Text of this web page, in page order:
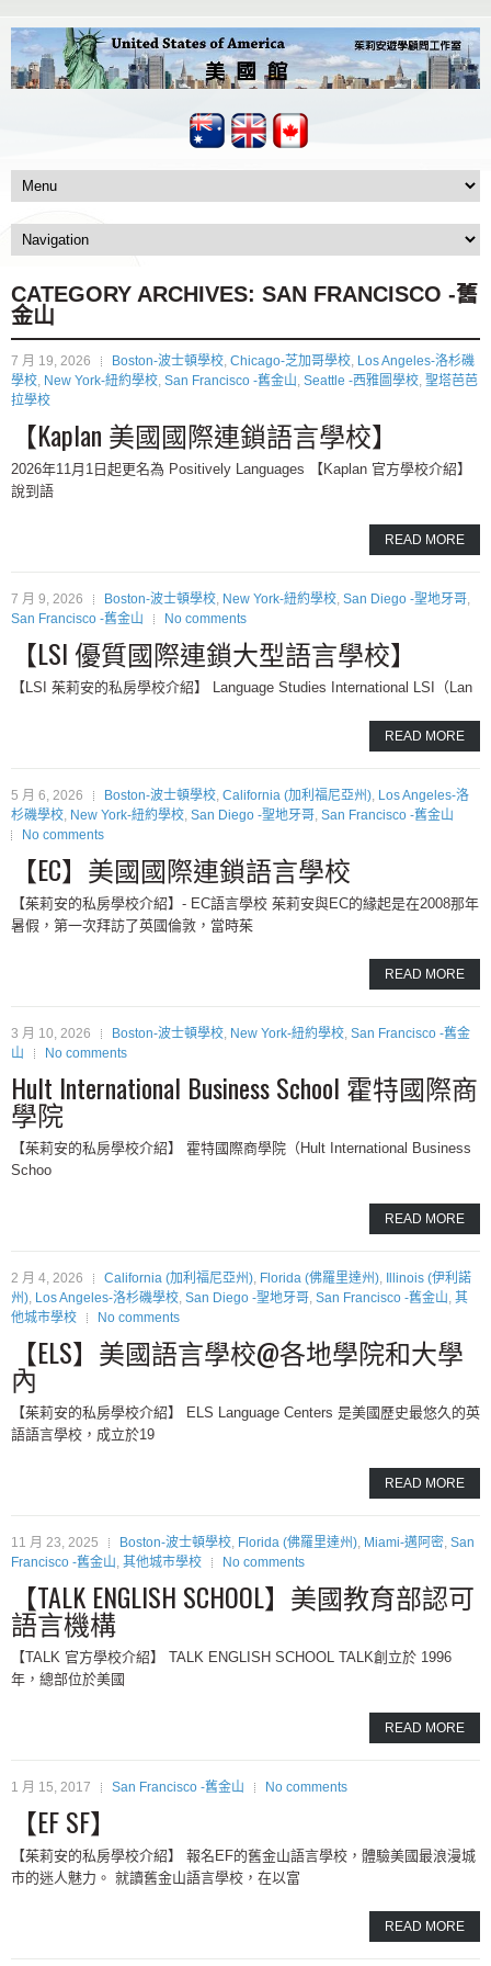
CATEGORY ARCHIVES: SAN FRANCISCO -舊
金山
7 月 19, 2026 Boston-波士頓學校 Chicago-芝加哥學校 Los Angeles-洛杉磯
學校 New York-紐約學校 San Francisco -舊金山 Seattle -西雅圖學校 聖塔芭芭
拉學校
【Kaplan 美國國際連鎖語言學校】
2026年11月1日起更名為 Positively Languages 【Kaplan 官方學校介紹】
說到語
READ MORE
7 月 9, 2026 Boston-波士頓學校 New York-紐約學校 San Diego -聖地牙哥
San Francisco -舊金山
No comments
【LSI 優質國際連鎖大型語言學校】
【LSI 茱莉安的私房學校介紹】 Language Studies International LSI（Lan
READ MORE
5 月 6, 2026 Boston-波士頓學校 California (加利福尼亞州) Los Angeles-洛
杉磯學校 New York-紐約學校 San Diego -聖地牙哥 San Francisco -舊金山
No comments
【EC】美國國際連鎖語言學校
【茱莉安的私房學校介紹】- EC語言學校 茱莉安與EC的緣起是在2008那年
暑假，第一次拜訪了英國倫敦，當時茱
READ MORE
3 月 10, 2026 Boston-波士頓學校 New York-紐約學校 San Francisco -舊金
山
No comments
Hult International Business School 霍特國際商
學院
【​茱莉安的私房學校介紹】 霍特國際商學院（Hult International Business
Schoo
READ MORE
2 月 4, 2026 California (加利福尼亞州) Florida (佛羅里達州) Illinois (伊利諾
州) Los Angeles-洛杉磯學校 San Diego -聖地牙哥 San Francisco -舊金山 其
他城市學校
No comments
【ELS】美國語言學校@各地學院和大學
內
【茱莉安的私房學校介紹】 ELS Language Centers 是美國歷史最悠久的英
語語言學校，成立於19
READ MORE
11 月 23, 2025 Boston-波士頓學校 Florida (佛羅里達州) Miami-邁阿密 San
Francisco -舊金山 其他城市學校 No comments
【TALK ENGLISH SCHOOL】美國教育部認可
語言機構
【TALK 官方學校介紹】 TALK ENGLISH SCHOOL TALK創立於 1996
年，總部位於美國
READ MORE
1 月 15, 2017 San Francisco -舊金山 No comments
【EF SF】
【茱莉安的私房學校介紹】 報名EF的舊金山語言學校，體驗美國最浪漫城
市的迷人魅力。 就讀舊金山語言學校，在以富
READ MORE